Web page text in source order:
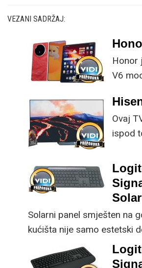
VEZANI SADRŽAJ:
Honor
V6
ključne
Ovaj
ispod
male
kupnji.
Solar
Solarni panel smješten na
kućišta nije samo estetski
dio koncepta ovog
energiju prirodnog ili